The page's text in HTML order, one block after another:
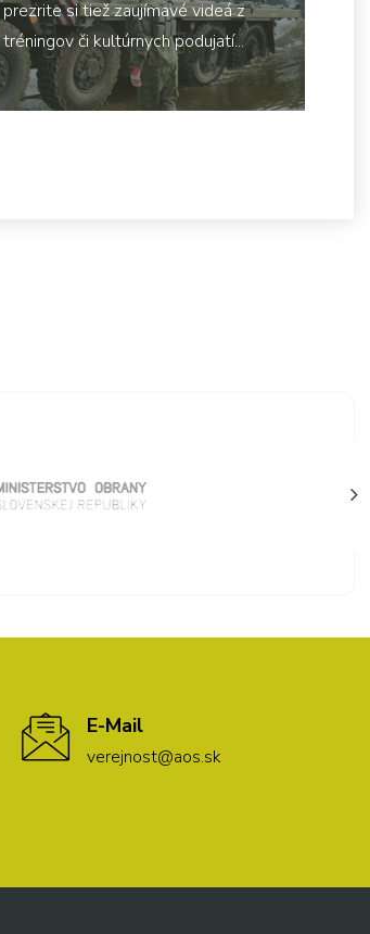
prezrite si tiež zaujímavé videá z
tréningov či kultúrnych podujatí...
E-Mail
verejnost@aos.sk